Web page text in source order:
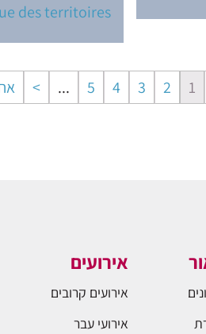
des territoires…
1
2
3
4
5
...
אירועים
אירועים קרובים
אירועי עבר